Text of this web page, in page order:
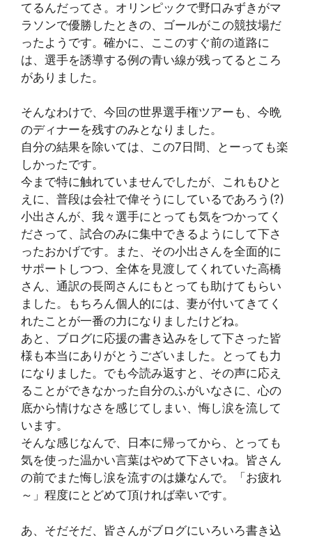
てるんだってさ。オリンピックで野口みずきがマ
ラソンで優勝したときの、ゴールがこの競技場だ
ったようです。確かに、ここのすぐ前の道路に
は、選手を誘導する例の青い線が残ってるところ
がありました。
そんなわけで、今回の世界選手権ツアーも、今晩
のディナーを残すのみとなりました。
自分の結果を除いては、この7日間、とーっても楽
しかったです。
今まで特に触れていませんでしたが、これもひと
えに、普段は会社で偉そうにしているであろう(?)
小出さんが、我々選手にとっても気をつかってく
ださって、試合のみに集中できるようにして下さ
ったおかげです。また、その小出さんを全面的に
サポートしつつ、全体を見渡してくれていた高橋
さん、通訳の長岡さんにもとっても助けてもらい
ました。もちろん個人的には、妻が付いてきてく
れたことが一番の力になりましたけどね。
あと、ブログに応援の書き込みをして下さった皆
様も本当にありがとうございました。とっても力
になりました。でも今読み返すと、その声に応え
ることができなかった自分のふがいなさに、心の
底から情けなさを感じてしまい、悔し涙を流して
います。
そんな感じなんで、日本に帰ってから、とっても
気を使った温かい言葉はやめて下さいね。皆さん
の前でまた悔し涙を流すのは嫌なんで。「お疲れ
～」程度にとどめて頂ければ幸いです。
あ、そだそだ、皆さんがブログにいろいろ書き込